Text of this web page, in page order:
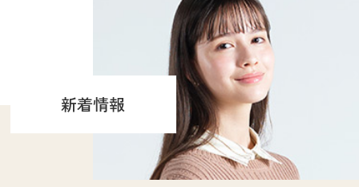
OBCは「夢に、ホンキ。」
文部科学省 高等教育の
修学支援新制度認定校
職業実践専門課程設置校
新着情報